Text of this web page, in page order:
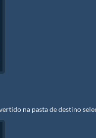
na pasta de destino